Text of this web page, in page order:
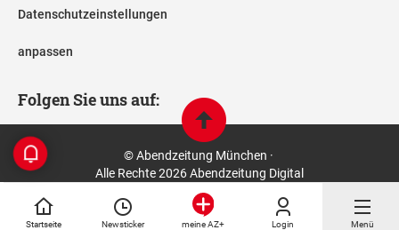
Startseite Newsticker meine AZ+ Login Menü
Datenschutzeinstellungen
anpassen
Folgen Sie uns auf:
© Abendzeitung München ·
Alle Rechte 2026 Abendzeitung Digital